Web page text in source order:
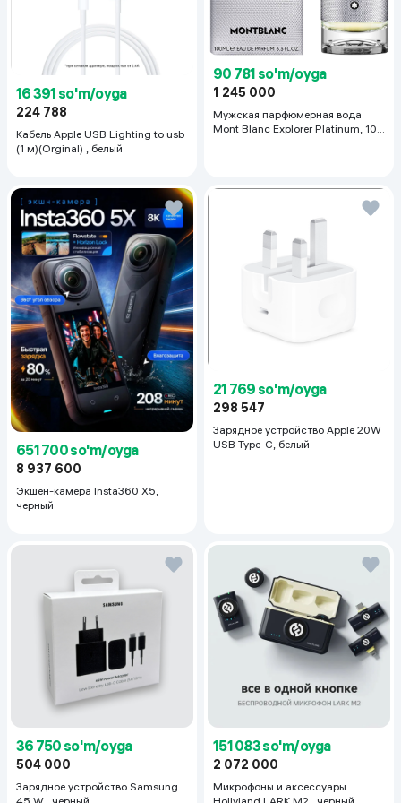
Flow 2 Pro — первый стабилизатор, который может точно
отслеживать быстрые движения даже на большом
расстоянии. Отлично подходит для спортивных матчей,
выступлений на сцене и многого другого.*
*см. список совместимости
ГРУППОВОЕ ОТСЛЕЖИВАНИЕЛЕГКОЕ КАДРИРОВАНИЕ
Стабилизатор, который идеально подходит для групповых
мероприятий, таких как семейные встречи, кемпинг, собрания
и многие другие. Каждый будет в центре внимания!*
*см. список совместимости
16 391 so'm/oyga
224 788
Кабель Apple USB Lighting to usb
(1 м)(Orginal) , белый
90 781 so'm/oyga
1 245 000
Мужская парфюмерная вода
Mont Blanc Explorer Platinum, 100
651 700 so'm/oyga
8 937 600
Экшен-камера Insta360 X5,
черный
21 769 so'm/oyga
298 547
Зарядное устройство Apple 20W
USB Type-С, белый
36 750 so'm/oyga
504 000
Зарядное устройство Samsung
151 083 so'm/oyga
2 072 000
Микрофоны и аксессуары